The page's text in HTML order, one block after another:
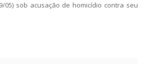
05) sob acusação de homicídio contra seu